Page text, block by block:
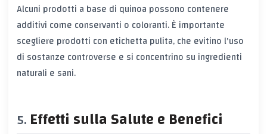
Alcuni prodotti a base di quinoa possono contenere
additivi come conservanti o coloranti. È importante
scegliere prodotti con etichetta pulita, che evitino l'uso
di sostanze controverse e si concentrino su ingredienti
naturali e sani.
Effetti sulla Salute e Benefici